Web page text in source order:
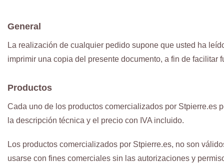
General
La realización de cualquier pedido supone que usted ha
imprimir una copia del presente documento, a fin de facilitar
Productos
Cada uno de los productos comercializados por Stpierre.es
la descripción técnica y el precio con IVA incluido.
Los productos comercializados por Stpierre.es, no son
usarse con fines comerciales sin las autorizaciones y